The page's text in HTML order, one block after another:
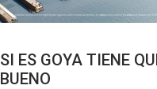
SI ES GOYA TIENE
BUENO